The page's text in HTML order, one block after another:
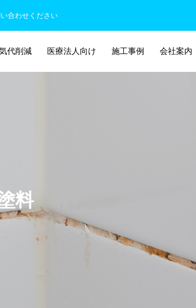
合わせください
代削減 医療法人向け 施工事例 会社案内
料